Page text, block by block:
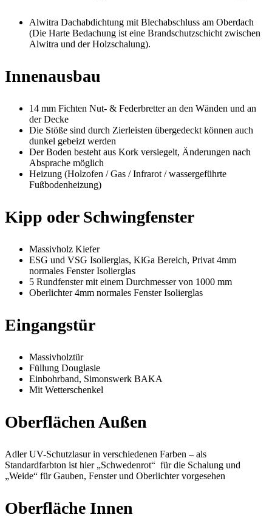
Alwitra Dachabdichtung mit Blechabschluss am Oberdach
(Die Harte Bedachung ist eine Brandschutzschicht zwischen
Alwitra und der Holzschalung).
Innenausbau
14 mm Fichten Nut- & Federbretter an den Wänden und an
der Decke
Die Stöße sind durch Zierleisten übergedeckt können auch
dunkel gebeizt werden
Der Boden besteht aus Kork versiegelt, Änderungen nach
Absprache möglich
Heizung (Holzofen / Gas / Infrarot / wassergeführte
Fußbodenheizung)
Kipp oder Schwingfenster
Massivholz Kiefer
ESG und VSG Isolierglas, KiGa Bereich, Privat 4mm
normales Fenster Isolierglas
5 Rundfenster mit einem Durchmesser von 1000 mm
Oberlichter 4mm normales Fenster Isolierglas
Eingangstür
Massivholztür
Füllung Douglasie
Einbohrband, Simonswerk BAKA
Mit Wetterschenkel
Oberflächen Außen
Adler UV-Schutzlasur in verschiedenen Farben – als
Standardfarbton ist hier „Schwedenrot“ für die Schalung und
„Weide“ für Gauben, Fenster und Oberlichter vorgesehen
Oberfläche Innen